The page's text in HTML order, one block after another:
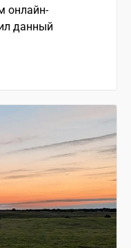
онлайн-
данный